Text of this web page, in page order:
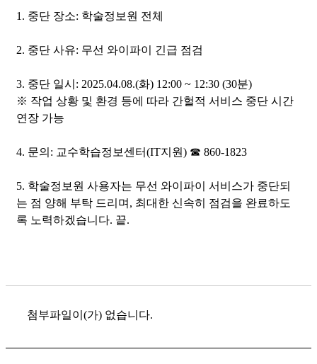
1. 중단 장소: 학술정보원 전체
2. 중단 사유: 무선 와이파이 긴급 점검
3. 중단 일시: 2025.04.08.(화) 12:00 ~ 12:30 (30분)
※ 작업 상황 및 환경 등에 따라 간헐적 서비스 중단 시간
연장 가능
4. 문의: 교수학습정보센터(IT지원) ☎ 860-1823
5. 학술정보원 사용자는 무선 와이파이 서비스가 중단되
는 점 양해 부탁 드리며, 최대한 신속히 점검을 완료하도
록 노력하겠습니다. 끝.
첨부파일이(가) 없습니다.